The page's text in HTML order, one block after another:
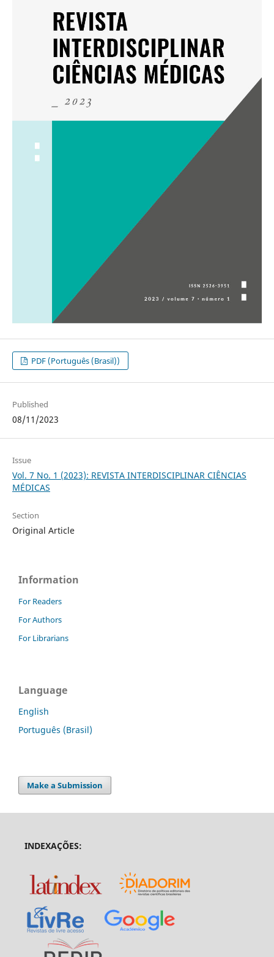
PDF (Português (Brasil))
Published
08/11/2023
Issue
Vol. 7 No. 1 (2023): REVISTA INTERDISCIPLINAR CIÊNCIAS
MÉDICAS
Section
Original Article
Information
For Readers
For Authors
For Librarians
Language
English
Português (Brasil)
Make a Submission
INDEXAÇÕES: